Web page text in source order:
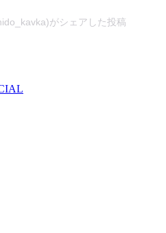
がシェアした投稿